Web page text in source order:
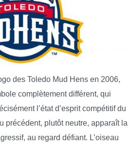
des Toledo Mud Hens en 2006,
complètement différent, qui
l’état d’esprit compétitif du
précédent, plutôt neutre, apparaît la
au regard défiant. L’oiseau